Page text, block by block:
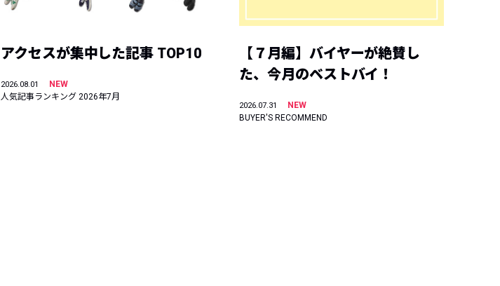
アクセスが集中した記事 TOP10
2026.08.01
NEW
人気記事ランキング 2026年7月
【７月編】バイヤーが絶賛し
た、今月のベストバイ！
2026.07.31
NEW
BUYER'S RECOMMEND